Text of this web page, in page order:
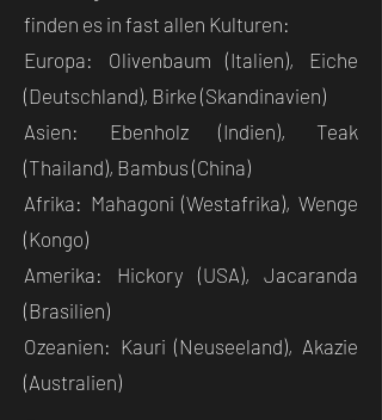
finden es in fast allen Kulturen:
Europa: Olivenbaum (Italien), Eiche
(Deutschland), Birke (Skandinavien)
Asien: Ebenholz (Indien), Teak
(Thailand), Bambus (China)
Afrika: Mahagoni (Westafrika), Wenge
(Kongo)
Amerika: Hickory (USA), Jacaranda
(Brasilien)
Ozeanien: Kauri (Neuseeland), Akazie
(Australien)